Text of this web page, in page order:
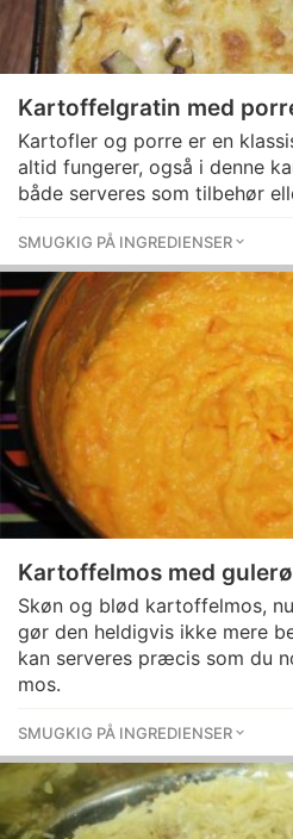
Kartoffelgratin med
Kartofler og porre er en
altid fungerer, også i denne
både serveres som tilbehør
SMUGKIG PÅ INGREDIENSER
Kartoffelmos med
Skøn og blød kartoffelmos,
gør den heldigvis ikke mere
kan serveres præcis som du
mos.
SMUGKIG PÅ INGREDIENSER